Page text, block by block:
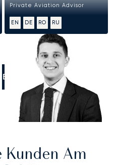
Private Aviation Advisor
EN DE RO RU
UNS AN
Kunden Am